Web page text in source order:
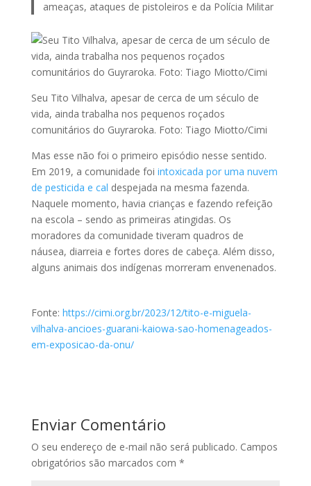
ameaças, ataques de pistoleiros e da Polícia Militar
Seu Tito Vilhalva, apesar de cerca de um século de
vida, ainda trabalha nos pequenos roçados
comunitários do Guyraroka. Foto: Tiago Miotto/Cimi
Mas esse não foi o primeiro episódio nesse sentido.
Em 2019, a comunidade foi intoxicada por uma nuvem
de pesticida e cal despejada na mesma fazenda.
Naquele momento, havia crianças e fazendo refeição
na escola – sendo as primeiras atingidas. Os
moradores da comunidade tiveram quadros de
náusea, diarreia e fortes dores de cabeça. Além disso,
alguns animais dos indígenas morreram envenenados.
Fonte: https://cimi.org.br/2023/12/tito-e-miguela-
vilhalva-ancioes-guarani-kaiowa-sao-homenageados-
em-exposicao-da-onu/
Enviar Comentário
O seu endereço de e-mail não será publicado. Campos
obrigatórios são marcados com *